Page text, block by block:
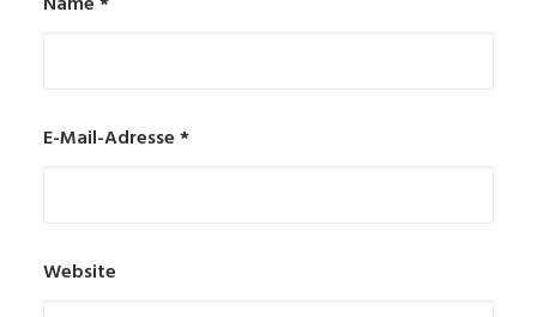
E-Mail-Adresse*
Website